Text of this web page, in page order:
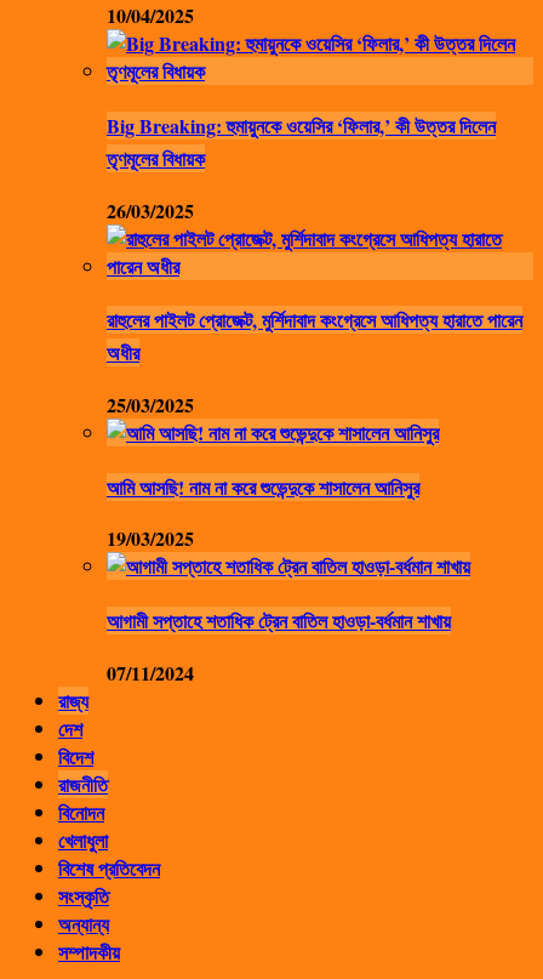
10/04/2025
Big Breaking: হুমায়ুনকে ওয়েসির ‘ফিলার,’ কী উত্তর দিলেন
তৃণমূলের বিধায়ক
26/03/2025
রাহুলের পাইলট প্রোজেক্ট, মুর্শিদাবাদ কংগ্রেসে আধিপত্য হারাতে পারেন
অধীর
25/03/2025
আমি আসছি! নাম না করে শুভেন্দুকে শাসালেন আনিসুর
19/03/2025
আগামী সপ্তাহে শতাধিক ট্রেন বাতিল হাওড়া-বর্ধমান শাখায়
07/11/2024
রাজ্য
দেশ
বিদেশ
রাজনীতি
বিনোদন
খেলাধুলা
বিশেষ প্রতিবেদন
সংস্কৃতি
অন্যান্য
সম্পাদকীয়